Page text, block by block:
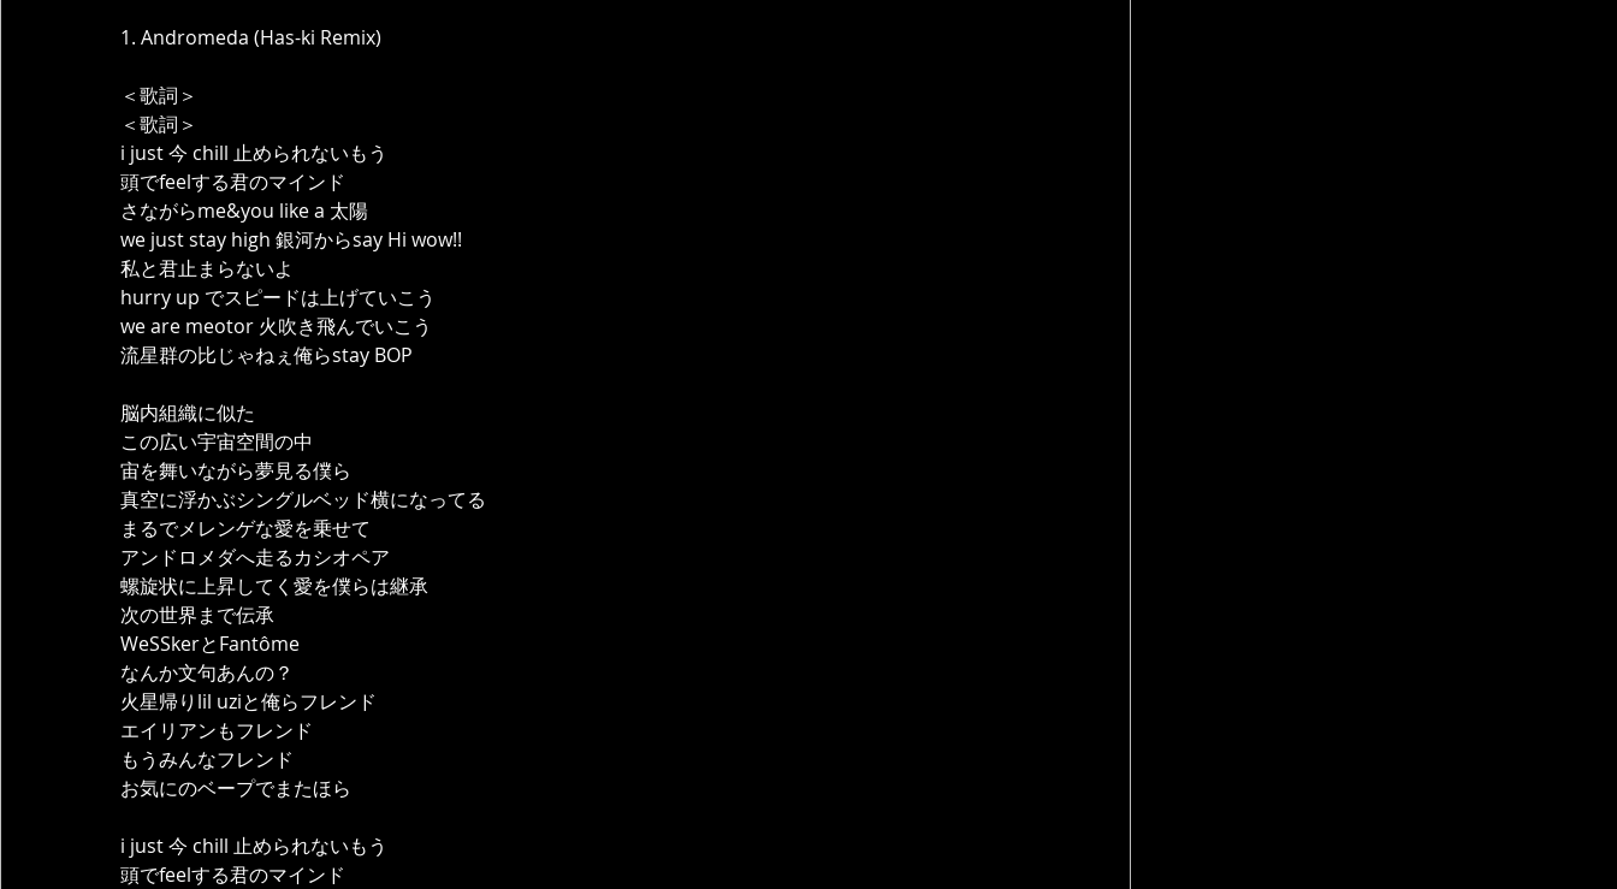
1. Andromeda (Has-ki Remix)
＜歌詞＞
＜歌詞＞
i just 今 chill 止められないもう
頭でfeelする君のマインド
さながらme&you like a 太陽
we just stay high 銀河からsay Hi wow!!
私と君止まらないよ
hurry up でスピードは上げていこう
we are meotor 火吹き飛んでいこう
流星群の比じゃねぇ俺らstay BOP
脳内組織に似た
この広い宇宙空間の中
宙を舞いながら夢見る僕ら
真空に浮かぶシングルベッド横になってる
まるでメレンゲな愛を乗せて
アンドロメダへ走るカシオペア
螺旋状に上昇してく愛を僕らは継承
次の世界まで伝承
WeSSkerとFantôme
なんか文句あんの？
火星帰りlil uziと俺らフレンド
エイリアンもフレンド
もうみんなフレンド
お気にのベープでまたほら
i just 今 chill 止められないもう
頭でfeelする君のマインド